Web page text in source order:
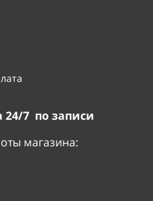
24/7 по записи
магазина: